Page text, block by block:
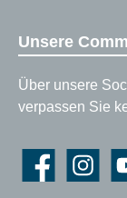
Unsere
Über unsere
verpassen Sie
FacebookInstagram